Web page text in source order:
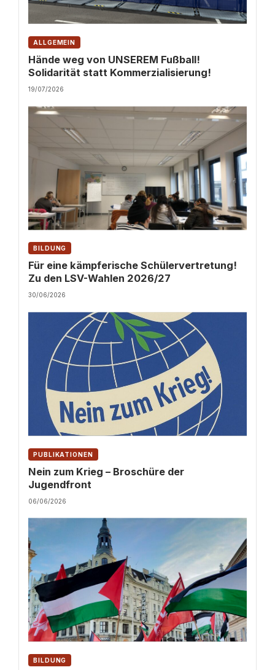
ALLGEMEIN
Hände weg von UNSEREM Fußball!
Solidarität statt Kommerzialisierung!
19/07/2026
BILDUNG
Für eine kämpferische Schülervertretung!
Zu den LSV-Wahlen 2026/27
30/06/2026
PUBLIKATIONEN
Nein zum Krieg – Broschüre der
Jugendfront
06/06/2026
BILDUNG